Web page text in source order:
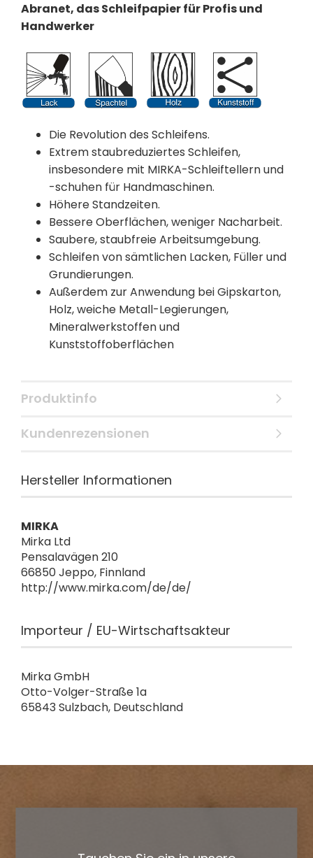
Abranet, das Schleifpapier für Profis und
Handwerker
Die Revolution des Schleifens.
Extrem staubreduziertes Schleifen,
insbesondere mit MIRKA-Schleiftellern und
-schuhen für Handmaschinen.
Höhere Standzeiten.
Bessere Oberflächen, weniger Nacharbeit.
Saubere, staubfreie Arbeitsumgebung.
Schleifen von sämtlichen Lacken, Füller und
Grundierungen.
Außerdem zur Anwendung bei Gipskarton,
Holz, weiche Metall-Legierungen,
Mineralwerkstoffen und
Kunststoffoberflächen
Produktinfo
Kundenrezensionen
Hersteller Informationen
MIRKA
Mirka Ltd
Pensalavägen 210
66850 Jeppo, Finnland
http://www.mirka.com/de/de/
Importeur / EU-Wirtschaftsakteur
Mirka GmbH
Otto-Volger-Straße 1a
65843 Sulzbach, Deutschland